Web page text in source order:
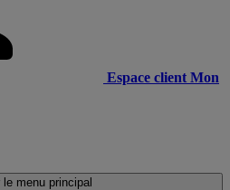
Espace client Mon
le menu principal